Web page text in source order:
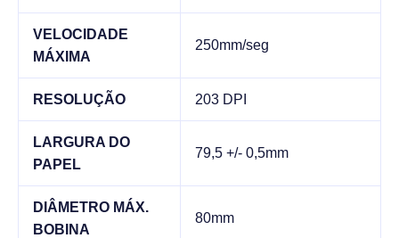
VELOCIDADE
MÁXIMA
250mm/seg
RESOLUÇÃO 203 DPI
LARGURA DO
PAPEL
79,5 +/- 0,5mm
DIÂMETRO MÁX.
BOBINA
80mm